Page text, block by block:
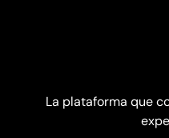
La plataforma que